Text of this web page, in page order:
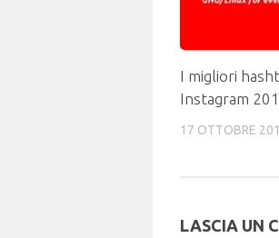
I migliori
Instagram
17 OTTOBRE
LASCIA UN